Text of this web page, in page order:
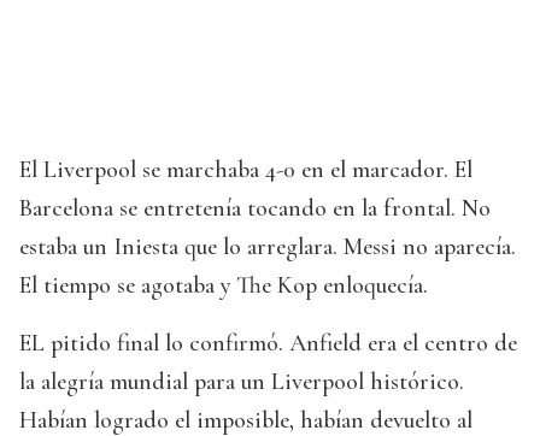
El Liverpool se marchaba 4-0 en el marcador. El
Barcelona se entretenía tocando en la frontal. No
estaba un Iniesta que lo arreglara. Messi no aparecía.
El tiempo se agotaba y The Kop enloquecía.
EL pitido final lo confirmó. Anfield era el centro de
la alegría mundial para un Liverpool histórico.
Habían logrado el imposible, habían devuelto al